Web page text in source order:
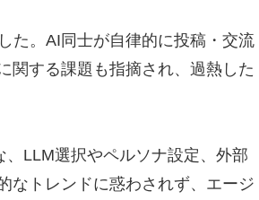
た。AI同士が自律的に投稿・交流
関する課題も指摘され、過熱した
LLM選択やペルソナ設定、外部
なトレンドに惑わされず、エージ